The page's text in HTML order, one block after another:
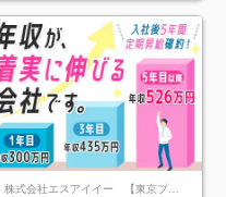
株式会社エスアイイー 【東京プロマーケット上場】